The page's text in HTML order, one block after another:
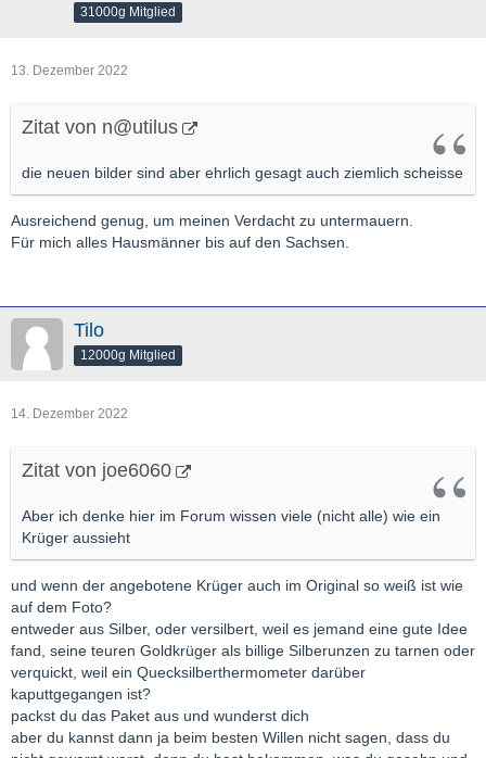
31000g Mitglied
13. Dezember 2022
Zitat von n@utilus
die neuen bilder sind aber ehrlich gesagt auch ziemlich scheisse
Ausreichend genug, um meinen Verdacht zu untermauern.
Für mich alles Hausmänner bis auf den Sachsen.
Tilo
12000g Mitglied
14. Dezember 2022
Zitat von joe6060
Aber ich denke hier im Forum wissen viele (nicht alle) wie ein
Krüger aussieht
und wenn der angebotene Krüger auch im Original so weiß ist wie
auf dem Foto?
entweder aus Silber, oder versilbert, weil es jemand eine gute Idee
fand, seine teuren Goldkrüger als billige Silberunzen zu tarnen oder
verquickt, weil ein Quecksilberthermometer darüber
kaputtgegangen ist?
packst du das Paket aus und wunderst dich
aber du kannst dann ja beim besten Willen nicht sagen, dass du